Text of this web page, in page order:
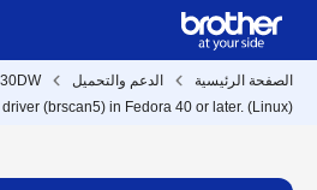
الصفحة الرئيسية الدعم والتحميل
driver (brscan5) in Fedora 40 or later. (Linux)